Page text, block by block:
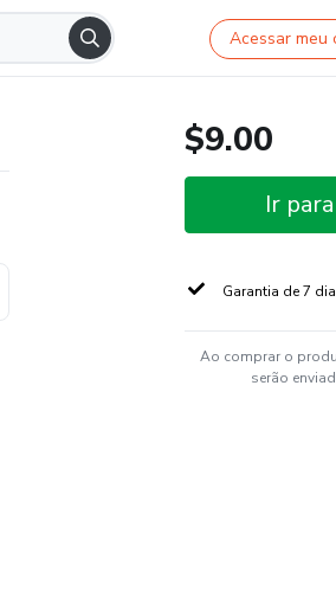
Acessar meu
$9.00
Ir
Garantia de 7
Ao comprar o
serão